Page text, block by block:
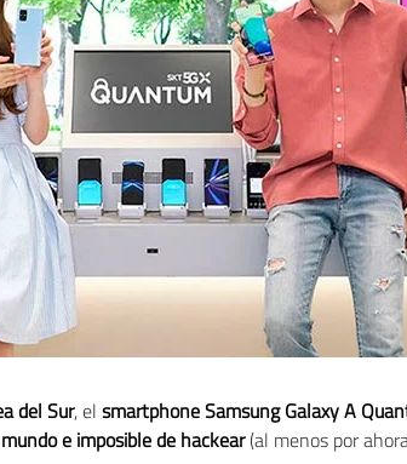
del Sur, el smartphone Samsung Galaxy A
e imposible de hackear(al menos por